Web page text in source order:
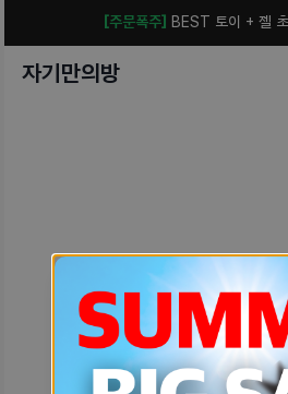
[주문폭주] BEST 토이 + 젤
자기만의방
예상치 못한